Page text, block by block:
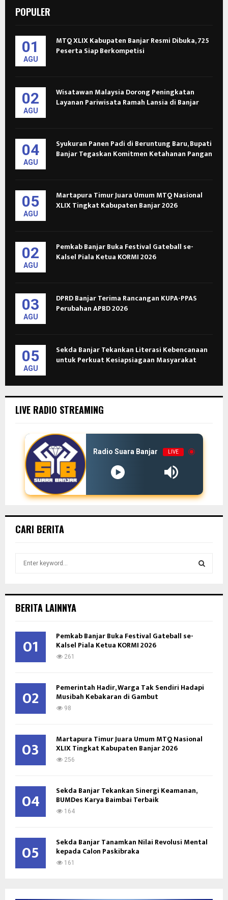
POPULER
01
AGU
MTQ XLIX Kabupaten Banjar Resmi Dibuka, 725
Peserta Siap Berkompetisi
02
AGU
Wisatawan Malaysia Dorong Peningkatan
Layanan Pariwisata Ramah Lansia di Banjar
04
AGU
Syukuran Panen Padi di Beruntung Baru, Bupati
Banjar Tegaskan Komitmen Ketahanan Pangan
05
AGU
Martapura Timur Juara Umum MTQ Nasional
XLIX Tingkat Kabupaten Banjar 2026
02
AGU
Pemkab Banjar Buka Festival Gateball se-
Kalsel Piala Ketua KORMI 2026
03
AGU
DPRD Banjar Terima Rancangan KUPA-PPAS
Perubahan APBD 2026
05
AGU
Sekda Banjar Tekankan Literasi Kebencanaan
untuk Perkuat Kesiapsiagaan Masyarakat
LIVE RADIO STREAMING
Radio Suara Banjar LIVE
CARI BERITA
h
o
H
BERITA LAINNYA
01 Pemkab Banjar Buka Festival Gateball se-
Kalsel Piala Ketua KORMI 2026
261
02 Pemerintah Hadir, Warga Tak Sendiri Hadapi
Musibah Kebakaran di Gambut
98
03 Martapura Timur Juara Umum MTQ Nasional
XLIX Tingkat Kabupaten Banjar 2026
256
04 Sekda Banjar Tekankan Sinergi Keamanan,
BUMDes Karya Baimbai Terbaik
164
05 Sekda Banjar Tanamkan Nilai Revolusi Mental
kepada Calon Paskibraka
161